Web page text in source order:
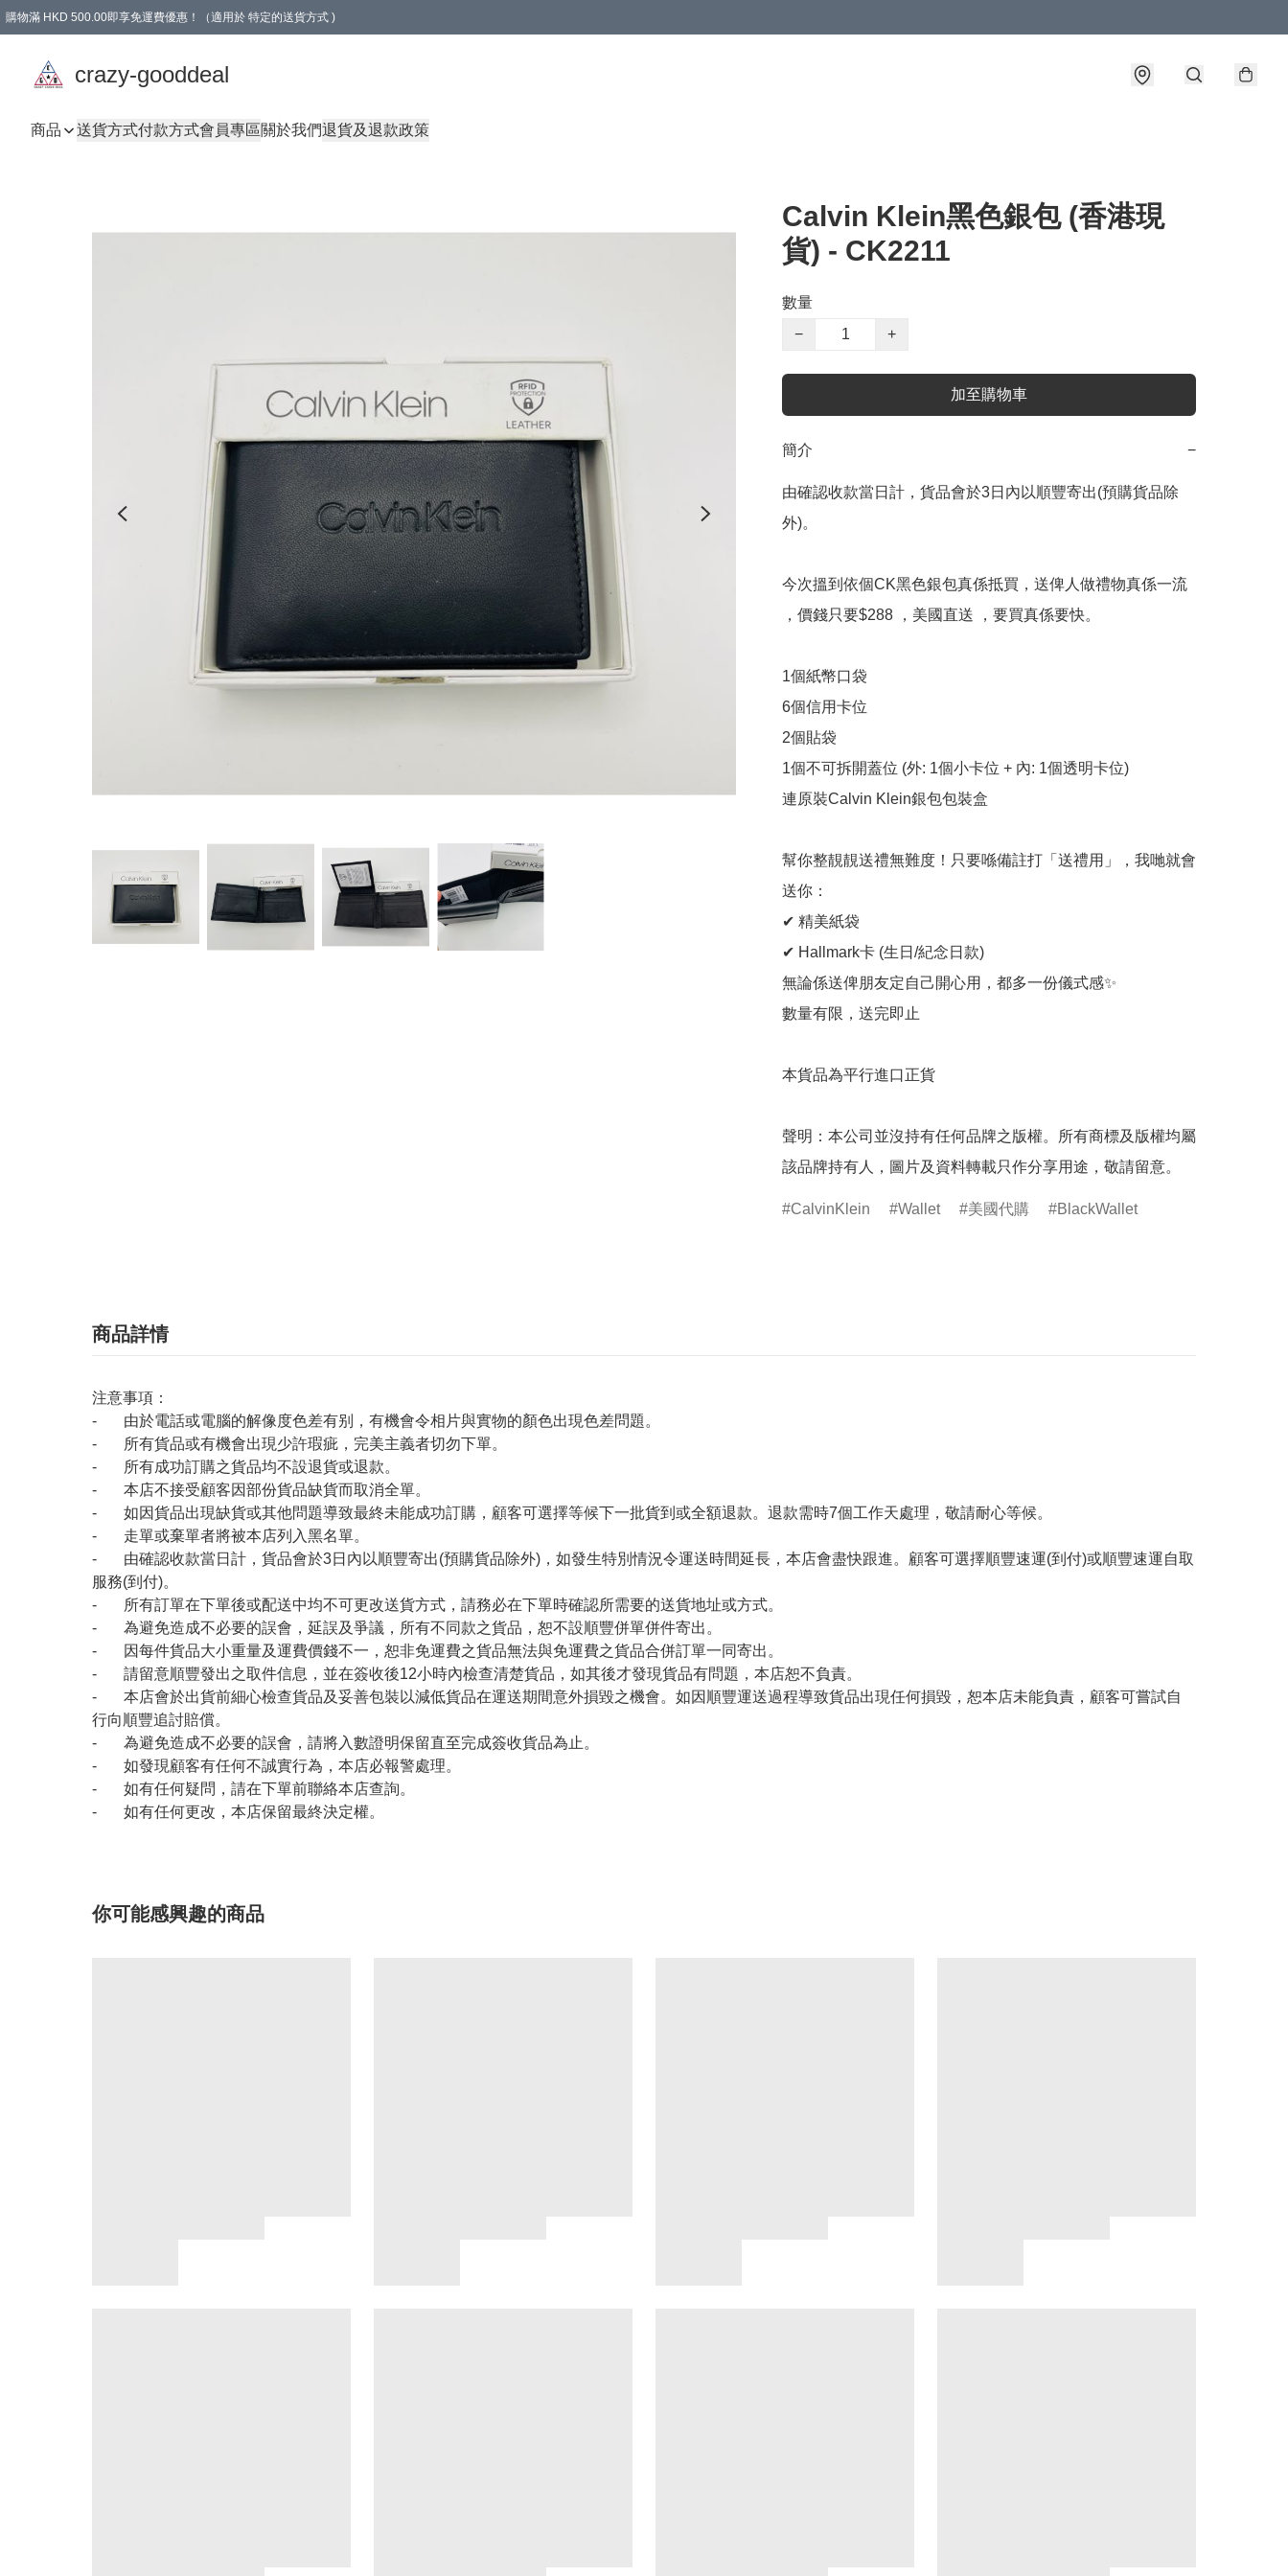
購物滿 HKD 500.00即享免運費優惠！（適用於 特定的送貨方式 )
crazy-gooddeal
商品 送貨方式付款方式會員專區關於我們退貨及退款政策
Calvin Klein黑色銀包 (香港現
貨) - CK2211
數量
−
+
加至購物車
簡介 −
由確認收款當日計，貨品會於3日內以順豐寄出(預購貨品除
外)。
今次搵到依個CK黑色銀包真係抵買，送俾人做禮物真係一流
，價錢只要$288 ，美國直送 ，要買真係要快。
1個紙幣口袋
6個信用卡位
2個貼袋
1個不可拆開蓋位 (外: 1個小卡位 + 內: 1個透明卡位)
連原裝Calvin Klein銀包包裝盒
幫你整靚靚送禮無難度！只要喺備註打「送禮用」，我哋就會
送你：
✔ 精美紙袋
✔ Hallmark卡 (生日/紀念日款)
無論係送俾朋友定自己開心用，都多一份儀式感✨
數量有限，送完即止
本貨品為平行進口正貨
聲明：本公司並沒持有任何品牌之版權。所有商標及版權均屬
該品牌持有人，圖片及資料轉載只作分享用途，敬請留意。
CalvinKlein Wallet 美國代購 BlackWallet
商品詳情
注意事項：
- 由於電話或電腦的解像度色差有别，有機會令相片與實物的顏色出現色差問題。
- 所有貨品或有機會出現少許瑕疵，完美主義者切勿下單。
- 所有成功訂購之貨品均不設退貨或退款。
- 本店不接受顧客因部份貨品缺貨而取消全單。
- 如因貨品出現缺貨或其他問題導致最終未能成功訂購，顧客可選擇等候下一批貨到或全額退款。退款需時7個工作天處理，敬請耐心等候。
- 走單或棄單者將被本店列入黑名單。
- 由確認收款當日計，貨品會於3日內以順豐寄出(預購貨品除外)，如發生特別情況令運送時間延長，本店會盡快跟進。顧客可選擇順豐速運(到付)或順豐速運自取
服務(到付)。
- 所有訂單在下單後或配送中均不可更改送貨方式，請務必在下單時確認所需要的送貨地址或方式。
- 為避免造成不必要的誤會，延誤及爭議，所有不同款之貨品，恕不設順豐併單併件寄出。
- 因每件貨品大小重量及運費價錢不一，恕非免運費之貨品無法與免運費之貨品合併訂單一同寄出。
- 請留意順豐發出之取件信息，並在簽收後12小時內檢查清楚貨品，如其後才發現貨品有問題，本店恕不負責。
- 本店會於出貨前細心檢查貨品及妥善包裝以減低貨品在運送期間意外損毀之機會。如因順豐運送過程導致貨品出現任何損毀，恕本店未能負責，顧客可嘗試自
行向順豐追討賠償。
- 為避免造成不必要的誤會，請將入數證明保留直至完成簽收貨品為止。
- 如發現顧客有任何不誠實行為，本店必報警處理。
- 如有任何疑問，請在下單前聯絡本店查詢。
- 如有任何更改，本店保留最終決定權。
你可能感興趣的商品